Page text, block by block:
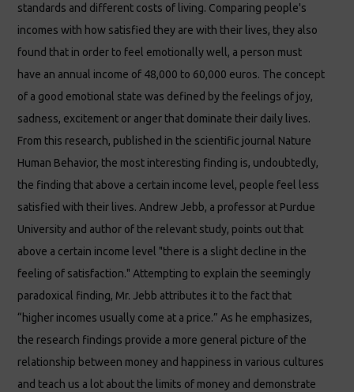
standards and different costs of living. Comparing people's
incomes with how satisfied they are with their lives, they also
found that in order to feel emotionally well, a person must
have an annual income of 48,000 to 60,000 euros. The concept
of a good emotional state was defined by the feelings of joy,
sadness, excitement or anger that dominate their daily lives.
From this research, published in the scientific journal Nature
Human Behavior, the most interesting finding is, undoubtedly,
the finding that above a certain income level, people feel less
satisfied with their lives. Andrew Jebb, a professor at Purdue
University and author of the relevant study, points out that
above a certain income level "there is a slight decline in the
feeling of satisfaction." Attempting to explain the seemingly
paradoxical finding, Mr. Jebb attributes it to the fact that
“higher incomes usually come at a price.” As he emphasizes,
the research findings provide a more general picture of the
relationship between money and happiness in various cultures
and teach us a lot about the limits of money and demonstrate